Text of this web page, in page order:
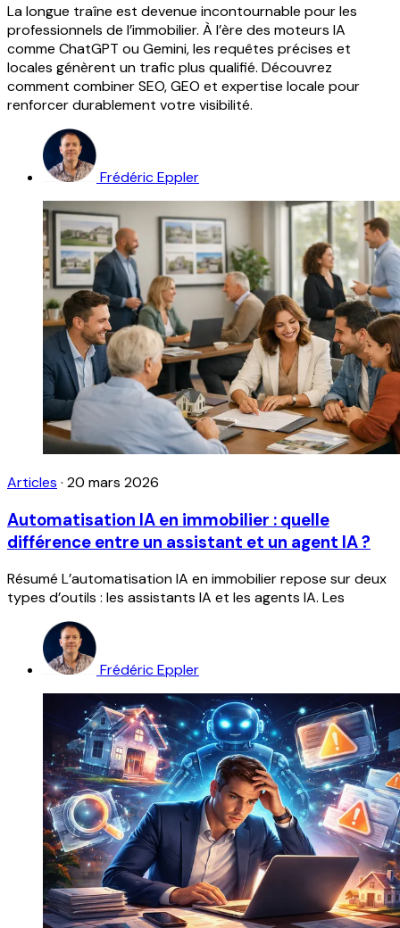
La longue traîne est devenue incontournable pour les
professionnels de l’immobilier. À l’ère des moteurs IA
comme ChatGPT ou Gemini, les requêtes précises et
locales génèrent un trafic plus qualifié. Découvrez
comment combiner SEO, GEO et expertise locale pour
renforcer durablement votre visibilité.
Frédéric Eppler
Articles · 20 mars 2026
Automatisation IA en immobilier : quelle
différence entre un assistant et un agent IA ?
Résumé L’automatisation IA en immobilier repose sur deux
types d’outils : les assistants IA et les agents IA. Les
Frédéric Eppler